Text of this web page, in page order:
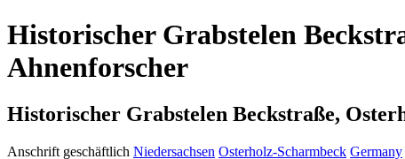
Historischer Grabstelen
Ahnenforscher
Historischer Grabstelen Beckstraße,
Anschrift geschäftlich Niedersachsen Osterholz-Scharmbeck Germany